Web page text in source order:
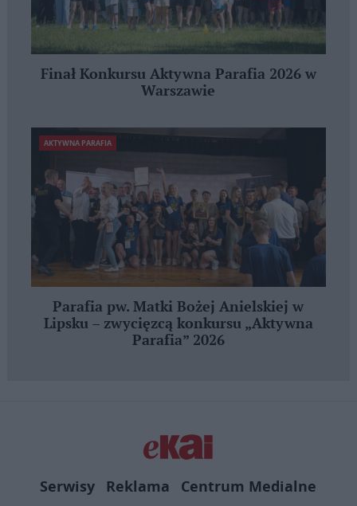
Finał Konkursu Aktywna Parafia 2026 w
Warszawie
AKTYWNA PARAFIA
Parafia pw. Matki Bożej Anielskiej w
Lipsku – zwycięzcą konkursu „Aktywna
Parafia” 2026
Serwisy Reklama Centrum Medialne